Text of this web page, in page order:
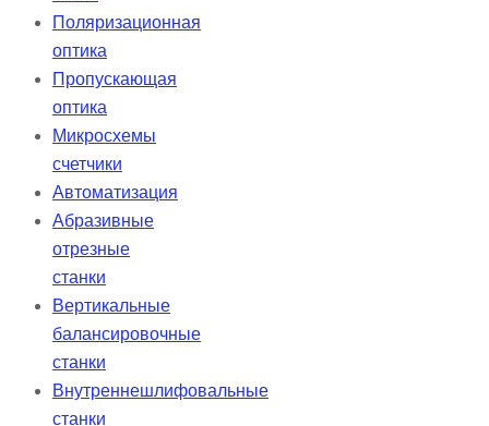
Поляризационная
оптика
Пропускающая
оптика
Микросхемы
счетчики
Автоматизация
Абразивные
отрезные
станки
Вертикальные
балансировочные
станки
Внутреннешлифовальные
станки